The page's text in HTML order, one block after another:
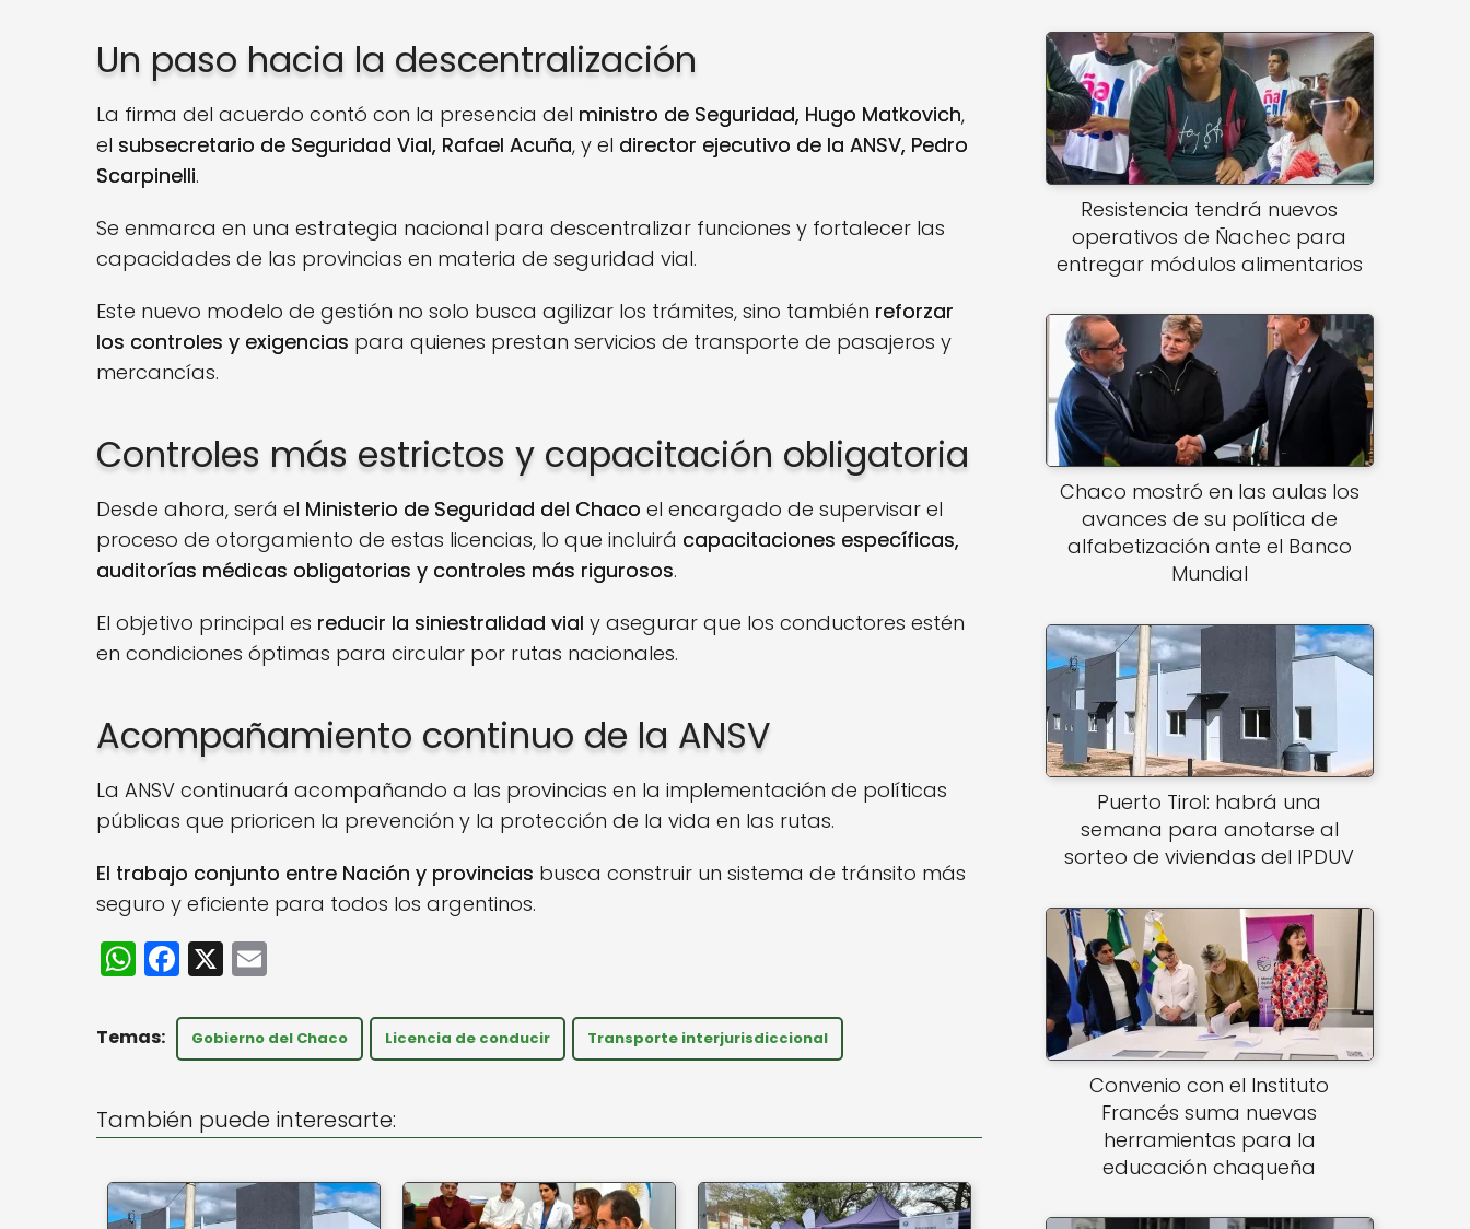
Un paso hacia la descentralización
La firma del acuerdo contó con la presencia del ministro de Seguridad, Hugo Matkovich,
el subsecretario de Seguridad Vial, Rafael Acuña, y el director ejecutivo de la ANSV, Pedro
Scarpinelli.
Se enmarca en una estrategia nacional para descentralizar funciones y fortalecer las
capacidades de las provincias en materia de seguridad vial.
Este nuevo modelo de gestión no solo busca agilizar los trámites, sino también reforzar
los controles y exigencias para quienes prestan servicios de transporte de pasajeros y
mercancías.
Controles más estrictos y capacitación obligatoria
Desde ahora, será el Ministerio de Seguridad del Chaco el encargado de supervisar el
proceso de otorgamiento de estas licencias, lo que incluirá capacitaciones específicas,
auditorías médicas obligatorias y controles más rigurosos.
El objetivo principal es reducir la siniestralidad vial y asegurar que los conductores estén
en condiciones óptimas para circular por rutas nacionales.
Acompañamiento continuo de la ANSV
La ANSV continuará acompañando a las provincias en la implementación de políticas
públicas que prioricen la prevención y la protección de la vida en las rutas.
El trabajo conjunto entre Nación y provincias busca construir un sistema de tránsito más
seguro y eficiente para todos los argentinos.
W
h
a
A
p
F
a
c
e
o
k
X
ai
l
Gobierno del Chaco Licencia de conducir Transporte interjurisdiccional
También puede interesarte:
Resistencia tendrá nuevos
operativos de Ñachec para
entregar módulos alimentarios
Chaco mostró en las aulas los
avances de su política de
alfabetización ante el Banco
Mundial
Puerto Tirol: habrá una
semana para anotarse al
sorteo de viviendas del IPDUV
Convenio con el Instituto
Francés suma nuevas
herramientas para la
educación chaqueña